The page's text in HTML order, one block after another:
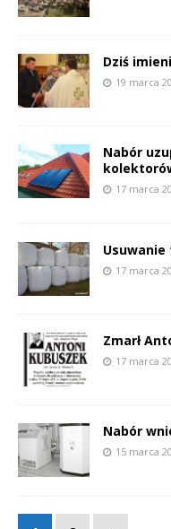
Dziś
19 marca
Nabór
17 marca
17 marca
Zmarł
17 marca
Nabór
15 marca